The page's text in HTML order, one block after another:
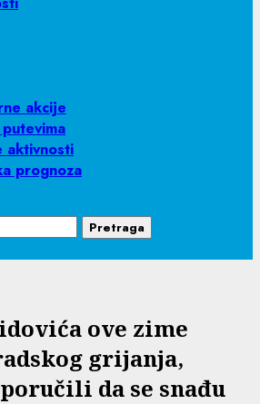
akcije
aktivnosti
prognoza
ove zime
grijanja,
da se snađu